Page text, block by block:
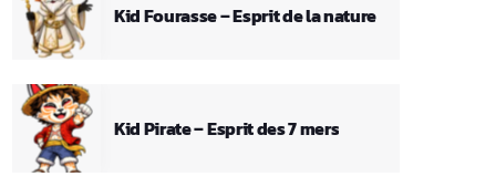
Kid Fourasse – Esprit de la nature
Kid Pirate – Esprit des 7 mers